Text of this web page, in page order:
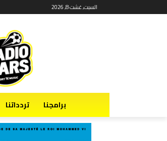
السبت, غشت 8, 2026
برامجنا تردداتنا